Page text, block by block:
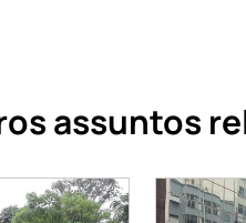
assuntos